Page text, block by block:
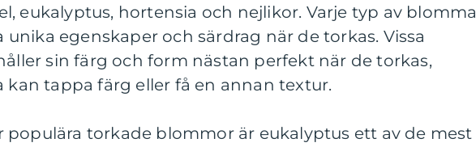
eukalyptus, hortensia och nejlikor. Varje typ av blomma
unika egenskaper och särdrag när de torkas. Vissa
sin färg och form nästan perfekt när de torkas,
kan tappa färg eller få en annan textur.
populära torkade blommor är eukalyptus ett av de mest